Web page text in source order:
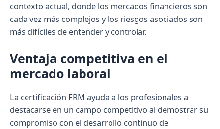
contexto actual, donde los mercados financieros son
cada vez más complejos y los riesgos asociados son
más difíciles de entender y controlar.
Ventaja competitiva en el
mercado laboral
La certificación FRM ayuda a los profesionales a
destacarse en un campo competitivo al demostrar su
compromiso con el desarrollo continuo de